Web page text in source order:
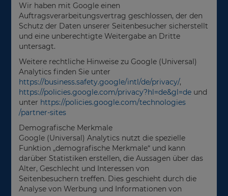
Wir haben mit Google einen
Auftragsverarbeitungsvertrag geschlossen, der den
Schutz der Daten unserer Seitenbesucher sicherstellt
und eine unberechtigte Weitergabe an Dritte
untersagt.
Weitere rechtliche Hinweise zu Google (Universal)
Analytics finden Sie unter
https://business.safety.google/intl/de/privacy/,
https://policies.google.com/privacy?hl=de&gl=de und
unter https://policies.google.com/technologies
/partner-sites
Demografische Merkmale
Google (Universal) Analytics nutzt die spezielle
Funktion „demografische Merkmale“ und kann
darüber Statistiken erstellen, die Aussagen über das
Alter, Geschlecht und Interessen von
Seitenbesuchern treffen. Dies geschieht durch die
Analyse von Werbung und Informationen von